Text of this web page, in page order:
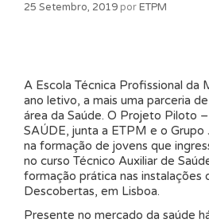
25 Setembro, 2019 porETPM
A Escola Técnica Profissional da
ano letivo, a mais uma parceria
área da Saúde. O Projeto Piloto
SAÚDE, junta a ETPM e o Grupo
na formação de jovens que
no curso Técnico Auxiliar de
formação prática nas instalações
Descobertas, em Lisboa.
Presente no mercado da saúde